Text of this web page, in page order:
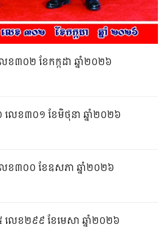
ខ៣០២ ខែកក្កដា ឆ្នាំ២០២៦
លេខ៣០១ ខែមិថុនា ឆ្នាំ២០២៦
េខ៣០០ ខែឧសភា ឆ្នាំ២០២៦
លេខ២៩៩ ខែមេសា ឆ្នាំ២០២៦